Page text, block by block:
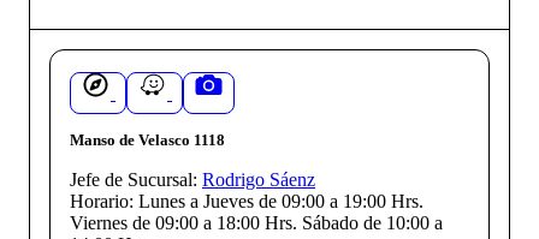
Manso de Velasco 1118
Jefe de Sucursal: Rodrigo Sáenz
Horario: Lunes a Jueves de 09:00 a 19:00 Hrs.
Viernes de 09:00 a 18:00 Hrs. Sábado de 10:00 a